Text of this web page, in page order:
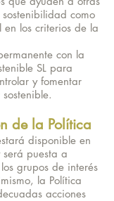
como
en los criterios de la
con la
SL para
y fomentar
de la Política
disponible en
puesta a
grupos de interés
la Política
acciones